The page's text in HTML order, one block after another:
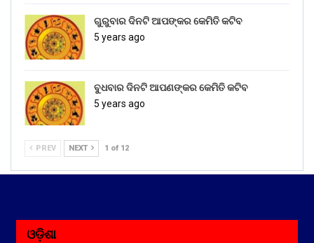
ଗୁରୁବାର ଦିନଟି ଆପଙ୍କର କେମିତି କଟିବ
5 years ago
ବୁଧବାର ଦିନଟି ଆପଣଙ୍କର କେମିତି କଟିବ
5 years ago
PREV NEXT 1 of 12
ଓଡ଼ିଶା